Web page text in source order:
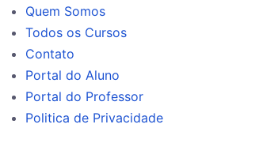
Quem Somos
Todos os Cursos
Contato
Portal do Aluno
Portal do Professor
Politica de Privacidade